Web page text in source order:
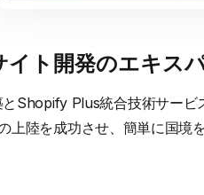
ト開発のエキス
Shopify Plus統合技術サービ
陸を成功させ、簡単に国境